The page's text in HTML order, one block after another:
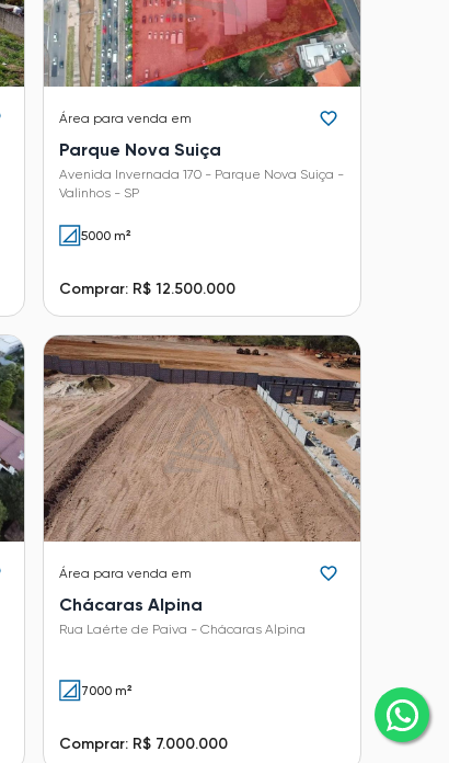
Área para venda em
Parque Nova Suiça
Avenida Invernada 170 - Parque Nova Suiça -
Valinhos - SP
5000 m²
Comprar: R$ 12.500.000
Área para venda em
Chácaras Alpina
Rua Laérte de Paiva - Chácaras Alpina
7000 m²
Comprar: R$ 7.000.000